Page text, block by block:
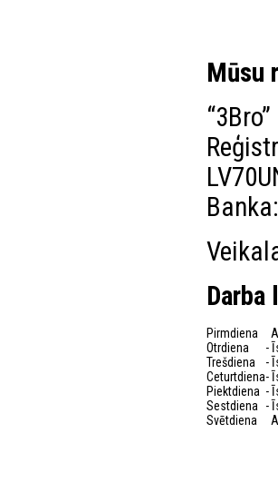
Mūsu
Darba
Pirmdiena
Otrdiena
-
Trešdiena
-
Ceturtdiena-
Piektdiena -
Sestdiena
-
Svētdiena